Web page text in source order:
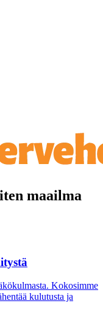
maailma
Kokosimme
kulutusta ja